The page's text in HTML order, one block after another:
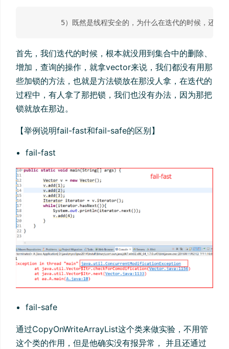
首先，我们迭代的时候，根本就没用到集合中的删除、
增加，查询的操作，就拿vector来说，我们都没有用那
些加锁的方法，也就是方法锁放在那没人拿，在迭代的
过程中，有人拿了那把锁，我们也没有办法，因为那把
锁就放在那边。
【举例说明fail-fast和fail-safe的区别】
fail-fast
fail-safe
通过CopyOnWriteArrayList这个类来做实验，不用管
这个类的作用，但是他确实没有报异常， 并且还通过